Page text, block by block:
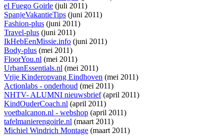
el Fuego Goirle (juli 2011)
SpanjeVakantieTips (juni 2011)
Fashion-plus (juni 2011)
Travel-plus (juni 2011)
IkHebEenMissie.info (juni 2011)
Body-plus (mei 2011)
FloorYou.nl (mei 2011)
UrbanEssentials.nl (mei 2011)
Vrije Kinderopvang Eindhoven (mei 2011)
Actionlabs - onderhoud (mei 2011)
NHTV- ALUMNI nieuwsbrief(april 2011)
KindOuderCoach.nl (april 2011)
voetbalcanon.nl - webshop (april 2011)
tafelmanierengoirle.nl (maart 2011)
Michiel Windrich Montage (maart 2011)